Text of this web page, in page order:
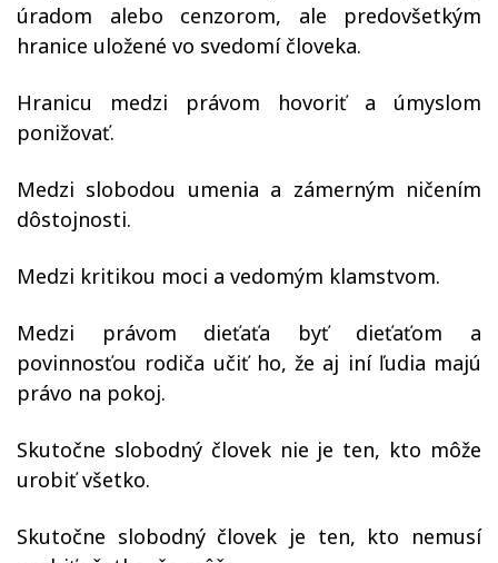
úradom alebo cenzorom, ale predovšetkým
hranice uložené vo svedomí človeka.
Hranicu medzi právom hovoriť a úmyslom
ponižovať.
Medzi slobodou umenia a zámerným ničením
dôstojnosti.
Medzi kritikou moci a vedomým klamstvom.
Medzi právom dieťaťa byť dieťaťom a
povinnosťou rodiča učiť ho, že aj iní ľudia majú
právo na pokoj.
Skutočne slobodný človek nie je ten, kto môže
urobiť všetko.
Skutočne slobodný človek je ten, kto nemusí